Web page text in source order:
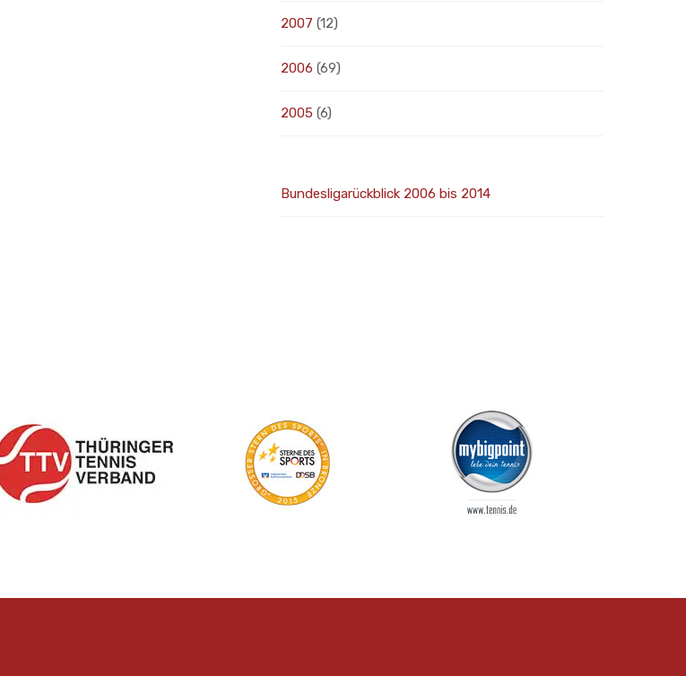
2007 (12)
2006 (69)
2005 (6)
Bundesligarückblick 2006 bis 2014